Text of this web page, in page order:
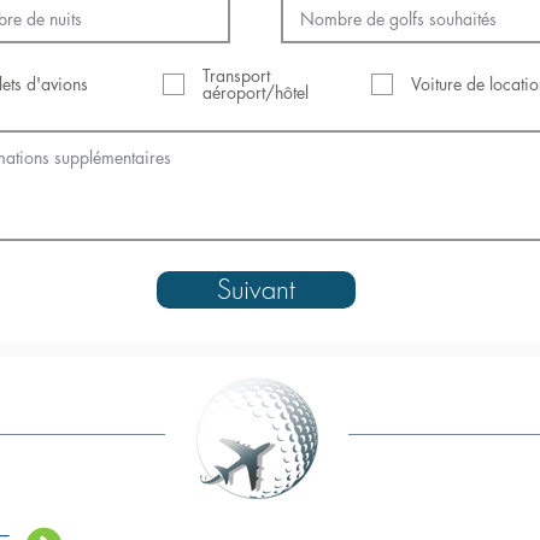
d'avions Transport
aéroport/hôtel Voiture de
Suivant